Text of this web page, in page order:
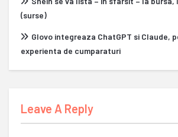
(surse)
Glovo integreaza ChatGPT si Claude,
experienta de cumparaturi
Leave A Reply